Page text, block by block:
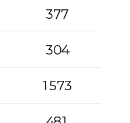
377
304
1573